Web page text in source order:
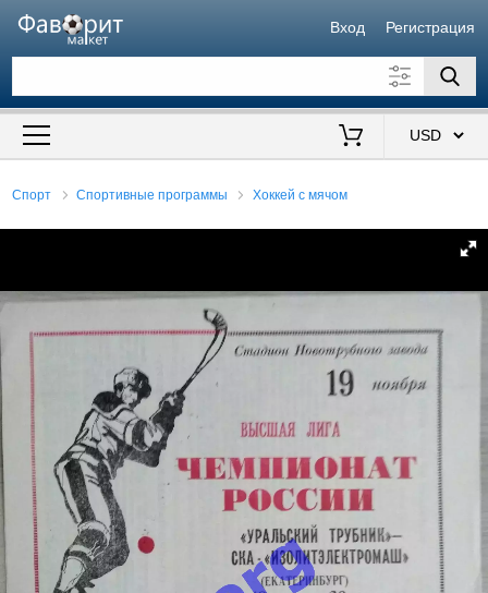
Вход Регистрация
Искать также в описании
Спорт Спортивные программы Хоккей с мячом